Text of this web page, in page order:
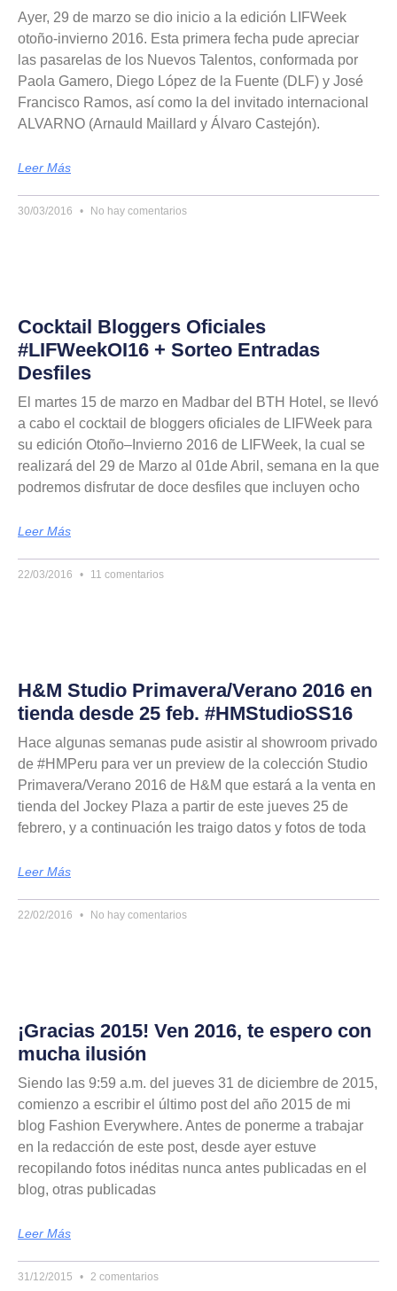
Ayer, 29 de marzo se dio inicio a la edición LIFWeek
otoño-invierno 2016. Esta primera fecha pude apreciar
las pasarelas de los Nuevos Talentos, conformada por
Paola Gamero, Diego López de la Fuente (DLF) y José
Francisco Ramos, así como la del invitado internacional
ALVARNO (Arnauld Maillard y Álvaro Castejón).
Leer Más
30/03/2016 No hay comentarios
Cocktail Bloggers Oficiales
#LIFWeekOI16 + Sorteo Entradas
Desfiles
El martes 15 de marzo en Madbar del BTH Hotel, se llevó
a cabo el cocktail de bloggers oficiales de LIFWeek para
su edición Otoño–Invierno 2016 de LIFWeek, la cual se
realizará del 29 de Marzo al 01de Abril, semana en la que
podremos disfrutar de doce desfiles que incluyen ocho
Leer Más
22/03/2016 11 comentarios
H&M Studio Primavera/Verano 2016 en
tienda desde 25 feb. #HMStudioSS16
Hace algunas semanas pude asistir al showroom privado
de #HMPeru para ver un preview de la colección Studio
Primavera/Verano 2016 de H&M que estará a la venta en
tienda del Jockey Plaza a partir de este jueves 25 de
febrero, y a continuación les traigo datos y fotos de toda
Leer Más
22/02/2016 No hay comentarios
¡Gracias 2015! Ven 2016, te espero con
mucha ilusión
Siendo las 9:59 a.m. del jueves 31 de diciembre de 2015,
comienzo a escribir el último post del año 2015 de mi
blog Fashion Everywhere. Antes de ponerme a trabajar
en la redacción de este post, desde ayer estuve
recopilando fotos inéditas nunca antes publicadas en el
blog, otras publicadas
Leer Más
31/12/2015 2 comentarios